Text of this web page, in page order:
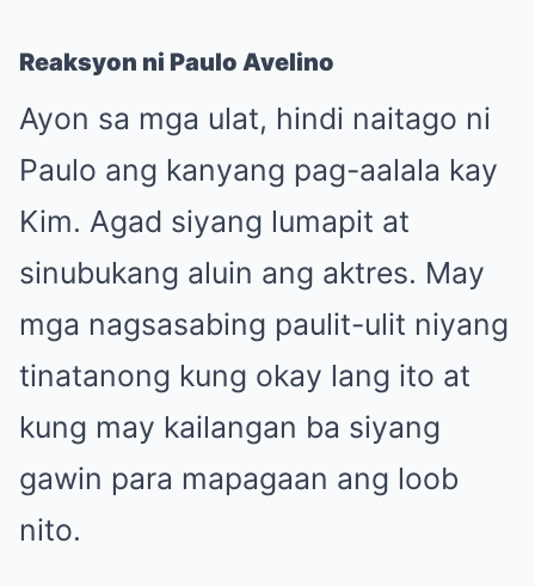
Reaksyon ni Paulo Avelino
Ayon sa mga ulat, hindi naitago ni
Paulo ang kanyang pag-aalala kay
Kim. Agad siyang lumapit at
sinubukang aluin ang aktres. May
mga nagsasabing paulit-ulit niyang
tinatanong kung okay lang ito at
kung may kailangan ba siyang
gawin para mapagaan ang loob
nito.